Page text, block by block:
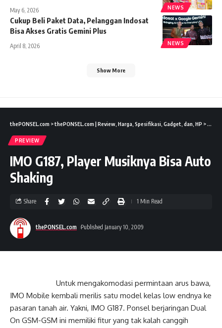
NEWS
May 6, 2026
NEWS
Cukup Beli Paket Data, Pelanggan Indosat
Bisa Akses Gratis Gemini Plus
April 8, 2026
Show More
thePONSEL.com >thePONSEL.com | Review, Harga, Spesifikasi, Gadget, dan, HP >
PREVIEW
IMO G187, Player Musiknya Bisa Auto
Shaking
thePONSEL.com Published January 10, 2009
Share 1 Min Read
Untuk mengakomodasi permintaan arus bawa,
IMO Mobile kembali merilis satu model kelas low endnya ke
pasaran tanah air. Yakni, IMO G187. Ponsel berjaringan Dual
On GSM-GSM ini memiliki fitur yang tak kalah canggih